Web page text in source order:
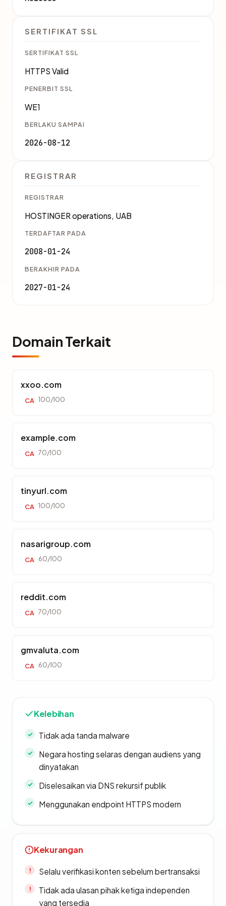
SERTIFIKAT SSL
SERTIFIKAT SSL
HTTPS Valid
PENERBIT SSL
WE1
BERLAKU SAMPAI
2026-08-12
REGISTRAR
REGISTRAR
HOSTINGER operations, UAB
TERDAFTAR PADA
2008-01-24
BERAKHIR PADA
2027-01-24
Domain Terkait
xxoo.com
CA 100/100
example.com
CA 70/100
tinyurl.com
CA 100/100
nasarigroup.com
CA 60/100
reddit.com
CA 70/100
gmvaluta.com
CA 60/100
Kelebihan
Tidak ada tanda malware
Negara hosting selaras dengan audiens yang
dinyatakan
Diselesaikan via DNS rekursif publik
Menggunakan endpoint HTTPS modern
Kekurangan
Selalu verifikasi konten sebelum bertransaksi
Tidak ada ulasan pihak ketiga independen
yang tersedia